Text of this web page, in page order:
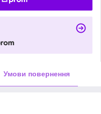
Умови повернення